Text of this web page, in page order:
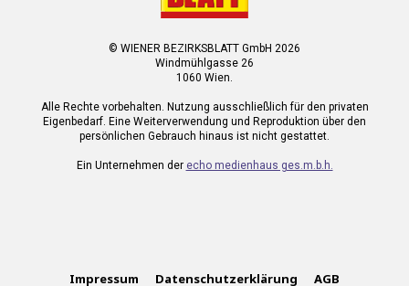
© WIENER BEZIRKSBLATT GmbH 2026
Windmühlgasse 26
1060 Wien.
Alle Rechte vorbehalten. Nutzung ausschließlich für den privaten
Eigenbedarf. Eine Weiterverwendung und Reproduktion über den
persönlichen Gebrauch hinaus ist nicht gestattet.
Ein Unternehmen der echo medienhaus ges.m.b.h.
Impressum Datenschutzerklärung AGB